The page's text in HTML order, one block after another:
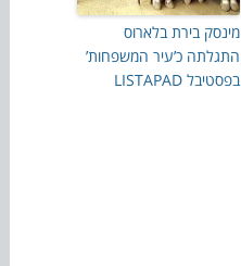
מינסק בירת בלארוס
התגלתה כ’עיר המשפחות’
בפסטיבל LISTAPAD